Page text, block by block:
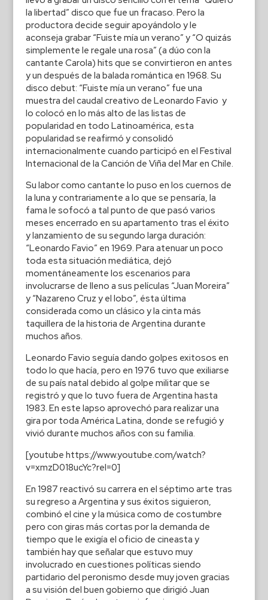
la libertad” disco que fue un fracaso. Pero la
productora decide seguir apoyándolo y le
aconseja grabar “Fuiste mía un verano” y “O quizás
simplemente le regale una rosa” (a dúo con la
cantante Carola) hits que se convirtieron en antes
y un después de la balada romántica en 1968. Su
disco debut: “Fuiste mía un verano” fue una
muestra del caudal creativo de Leonardo Favio y
lo colocó en lo más alto de las listas de
popularidad en todo Latinoamérica, esta
popularidad se reafirmó y consolidó
internacionalmente cuando participó en el Festival
Internacional de la Canción de Viña del Mar en Chile.
Su labor como cantante lo puso en los cuernos de
la luna y contrariamente a lo que se pensaría, la
fama le sofocó a tal punto de que pasó varios
meses encerrado en su apartamento tras el éxito
y lanzamiento de su segundo larga duración:
“Leonardo Favio” en 1969. Para atenuar un poco
toda esta situación mediática, dejó
momentáneamente los escenarios para
involucrarse de lleno a sus películas “Juan Moreira”
y “Nazareno Cruz y el lobo”, ésta última
considerada como un clásico y la cinta más
taquillera de la historia de Argentina durante
muchos años.
Leonardo Favio seguía dando golpes exitosos en
todo lo que hacía, pero en 1976 tuvo que exiliarse
de su país natal debido al golpe militar que se
registró y que lo tuvo fuera de Argentina hasta
1983. En este lapso aprovechó para realizar una
gira por toda América Latina, donde se refugió y
vivió durante muchos años con su familia.
[youtube https://www.youtube.com/watch?
v=xmzD018ucYc?rel=0]
En 1987 reactivó su carrera en el séptimo arte tras
su regreso a Argentina y sus éxitos siguieron,
combinó el cine y la música como de costumbre
pero con giras más cortas por la demanda de
tiempo que le exigía el oficio de cineasta y
también hay que señalar que estuvo muy
involucrado en cuestiones políticas siendo
partidario del peronismo desde muy joven gracias
a su visión del buen gobierno que dirigió Juan